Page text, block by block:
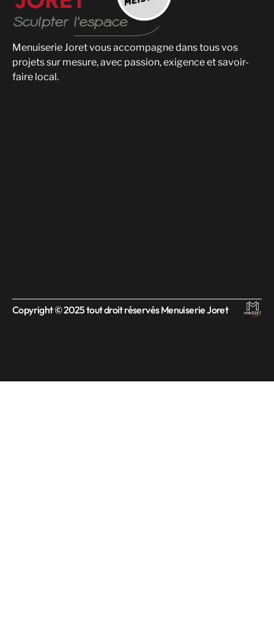
Menuiserie Joret vous accompagne dans tous vos
projets sur mesure, avec passion, exigence et savoir-
faire local.
Copyright © 2025 tout droit réservés Menuiserie Joret